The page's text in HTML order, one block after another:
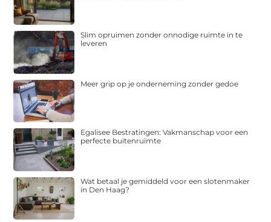
Slim opruimen zonder onnodige ruimte in te
leveren
Meer grip op je onderneming zonder gedoe
Egalisee Bestratingen: Vakmanschap voor een
perfecte buitenruimte
Wat betaal je gemiddeld voor een slotenmaker
in Den Haag?